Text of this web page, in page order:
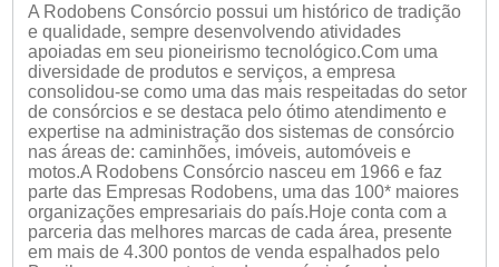
A Rodobens Consórcio possui um histórico de tradição
e qualidade, sempre desenvolvendo atividades
apoiadas em seu pioneirismo tecnológico.Com uma
diversidade de produtos e serviços, a empresa
consolidou-se como uma das mais respeitadas do setor
de consórcios e se destaca pelo ótimo atendimento e
expertise na administração dos sistemas de consórcio
nas áreas de: caminhões, imóveis, automóveis e
motos.A Rodobens Consórcio nasceu em 1966 e faz
parte das Empresas Rodobens, uma das 100* maiores
organizações empresariais do país.Hoje conta com a
parceria das melhores marcas de cada área, presente
em mais de 4.300 pontos de venda espalhados pelo